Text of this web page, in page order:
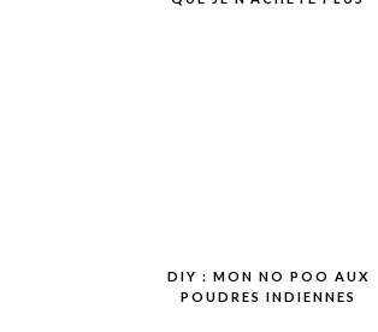
DIY : MON NO POO AUX
POUDRES INDIENNES